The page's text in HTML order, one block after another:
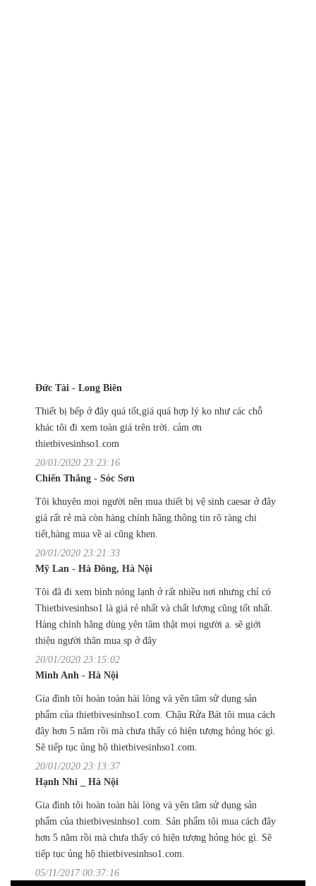
Đức Tài - Long Biên
Thiết bị bếp ở đây quá tốt,giá quá hợp lý ko như các chỗ
khác tôi đi xem toàn giá trên trời. cảm ơn
thietbivesinhso1.com
20/01/2020 23:23:16
Chiến Thắng - Sóc Sơn
Tôi khuyên mọi người nên mua thiết bị vệ sinh caesar ở đây
giá rất rẻ mà còn hàng chính hãng.thông tin rõ ràng chi
tiết,hàng mua về ai cũng khen.
20/01/2020 23:21:33
Mỹ Lan - Hà Đông, Hà Nội
Tôi đã đi xem bình nóng lạnh ở rất nhiều nơi nhưng chỉ có
Thietbivesinhso1 là giá rẻ nhất và chất lượng cũng tốt nhất.
Hàng chính hãng dùng yên tâm thật mọi người ạ. sẽ giới
thiệu người thân mua sp ở đây
20/01/2020 23:15:02
Minh Anh - Hà Nội
Gia đình tôi hoàn toàn hài lòng và yên tâm sử dụng sản
phẩm của thietbivesinhso1.com. Chậu Rửa Bát tôi mua cách
đây hơn 5 năm rồi mà chưa thấy có hiện tượng hỏng hóc gì.
Sẽ tiếp tục ủng hộ thietbivesinhso1.com.
20/01/2020 23:13:37
Hạnh Nhi _ Hà Nội
Gia đình tôi hoàn toàn hài lòng và yên tâm sử dụng sản
phẩm của thietbivesinhso1.com. Sản phẩm tôi mua cách đây
hơn 5 năm rồi mà chưa thấy có hiện tượng hỏng hóc gì. Sẽ
tiếp tục ủng hộ thietbivesinhso1.com.
05/11/2017 00:37:16